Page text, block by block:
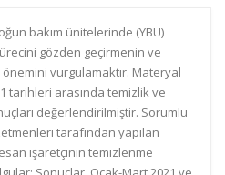
bakım ünitelerinde (YBÜ)
gözden geçirmenin ve
vurgulamaktır. Materyal
tarihleri arasında temizlik ve
değerlendirilmiştir. Sorumlu
tarafından yapılan
işaretçinin temizlenme